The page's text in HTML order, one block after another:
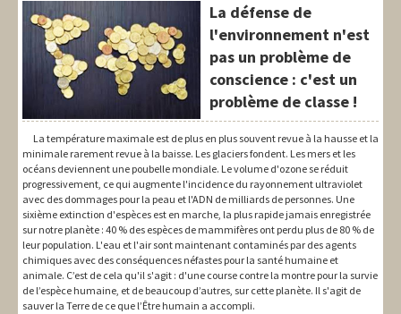
La défense de
l'environnement n'est
pas un problème de
conscience : c'est un
problème de classe !
La température maximale est de plus en plus souvent revue à la hausse et la
minimale rarement revue à la baisse. Les glaciers fondent. Les mers et les
océans deviennent une poubelle mondiale. Le volume d'ozone se réduit
progressivement, ce qui augmente l'incidence du rayonnement ultraviolet
avec des dommages pour la peau et l'ADN de milliards de personnes. Une
sixième extinction d'espèces est en marche, la plus rapide jamais enregistrée
sur notre planète : 40 % des espèces de mammifères ont perdu plus de 80 % de
leur population. L'eau et l'air sont maintenant contaminés par des agents
chimiques avec des conséquences néfastes pour la santé humaine et
animale. C’est de cela qu'il s'agit : d'une course contre la montre pour la survie
de l’espèce humaine, et de beaucoup d’autres, sur cette planète. Il s'agit de
sauver la Terre de ce que l’Être humain a accompli.